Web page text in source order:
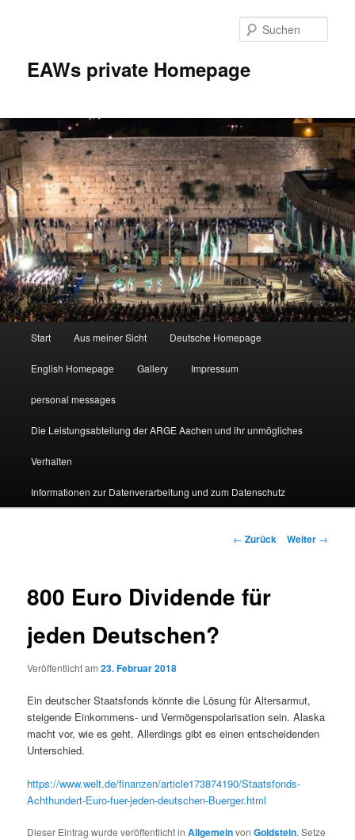
EAWs private Homepage
Start Aus meiner Sicht Deutsche Homepage
English Homepage Gallery Impressum
personal messages
Die Leistungsabteilung der ARGE Aachen und ihr unmögliches
Verhalten
Informationen zur Datenverarbeitung und zum Datenschutz
Beitragsnavigation
← Zurück Weiter →
800 Euro Dividende für
jeden Deutschen?
Veröffentlicht am23. Februar 2018
Ein deutscher Staatsfonds könnte die Lösung für Altersarmut,
steigende Einkommens- und Vermögenspolarisation sein. Alaska
macht vor, wie es geht. Allerdings gibt es einen entscheidenden
Unterschied.
https://www.welt.de/finanzen/article173874190/Staatsfonds-
Achthundert-Euro-fuer-jeden-deutschen-Buerger.html
Dieser Eintrag wurde veröffentlicht inAllgemeinvonGoldstein. Setze